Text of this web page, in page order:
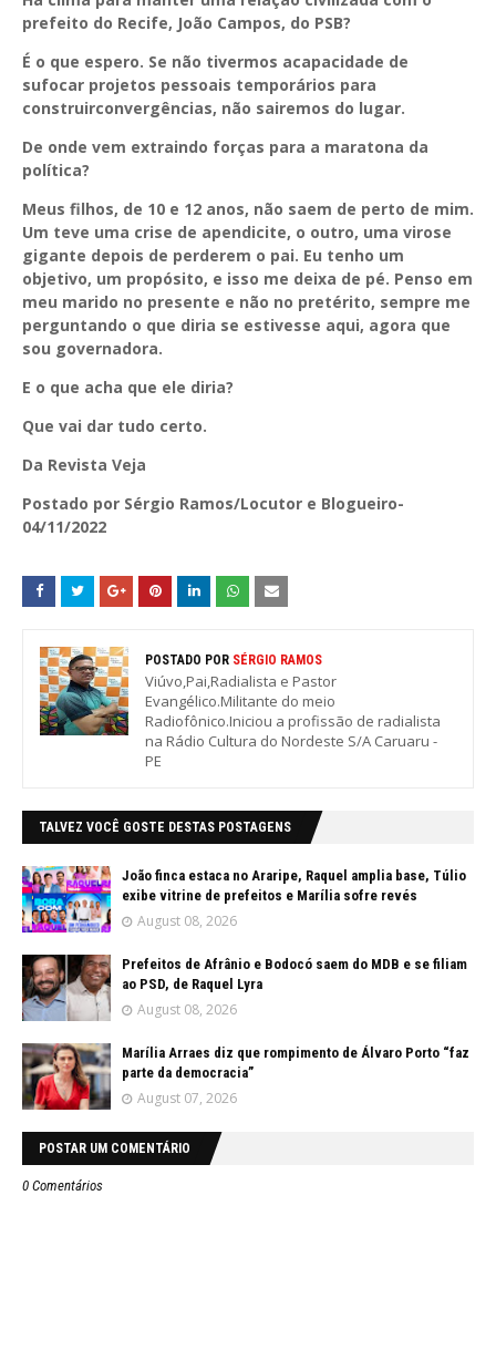
prefeito do Recife, João Campos, do PSB?
É o que espero. Se não tivermos acapacidade de
sufocar projetos pessoais temporários para
construirconvergências, não sairemos do lugar.
De onde vem extraindo forças para a maratona da
política?
Meus filhos, de 10 e 12 anos, não saem de perto de mim.
Um teve uma crise de apendicite, o outro, uma virose
gigante depois de perderem o pai. Eu tenho um
objetivo, um propósito, e isso me deixa de pé. Penso em
meu marido no presente e não no pretérito, sempre me
perguntando o que diria se estivesse aqui, agora que
sou governadora.
E o que acha que ele diria?
Que vai dar tudo certo.
Da Revista Veja
Postado por Sérgio Ramos/Locutor e Blogueiro-
04/11/2022
POSTADO POR SÉRGIO RAMOS
Viúvo,Pai,Radialista e Pastor
Evangélico.Militante do meio
Radiofônico.Iniciou a profissão de radialista
na Rádio Cultura do Nordeste S/A Caruaru -
PE
TALVEZ VOCÊ GOSTE DESTAS POSTAGENS
João finca estaca no Araripe, Raquel amplia base, Túlio
exibe vitrine de prefeitos e Marília sofre revés
August 08, 2026
Prefeitos de Afrânio e Bodocó saem do MDB e se filiam
ao PSD, de Raquel Lyra
August 08, 2026
Marília Arraes diz que rompimento de Álvaro Porto “faz
parte da democracia”
August 07, 2026
POSTAR UM COMENTÁRIO
0 Comentários